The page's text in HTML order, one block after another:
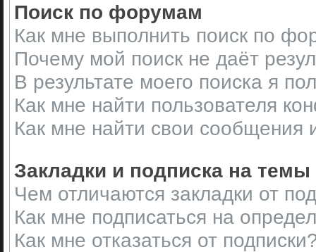
Поиск по форумам
Как мне выполнить поиск по
Почему мой поиск не даёт
В результате моего поиска я
Как мне найти пользователя
Как мне найти свои
Закладки и подписка на темы
Чем отличаются закладки от
Как мне подписаться на
Как мне отказаться от